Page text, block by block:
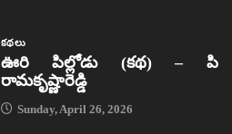
కథలు
ఊరి పిల్లోడు (కథ) – పి
రామకృష్ణారెడ్డి
Sunday, April 26, 2026